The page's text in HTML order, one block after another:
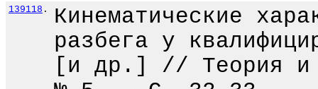
139118 .
Кинематические
разбега у
[и др.] // Теория и